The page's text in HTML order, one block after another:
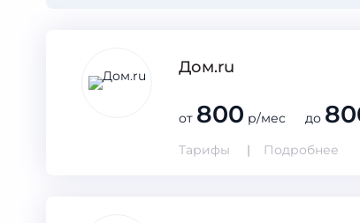
Дом.ru
от 800 р/мес до
Тарифы
Подробнее